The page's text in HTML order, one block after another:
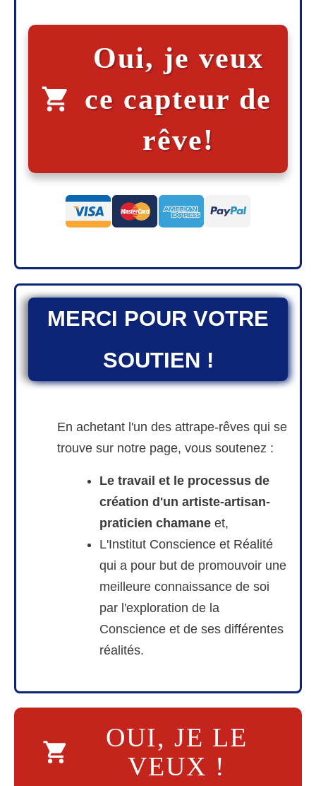
Oui, je veux
ce capteur de
rêve!
MERCI POUR VOTRE
SOUTIEN !
En achetant l'un des attrape-rêves qui se
trouve sur notre page, vous soutenez :
Le travail et le processus de
création d'un artiste-artisan-
praticien chamane et,
L'Institut Conscience et Réalité
qui a pour but de promouvoir une
meilleure connaissance de soi
par l'exploration de la
Conscience et de ses différentes
réalités.
OUI, JE LE
VEUX !